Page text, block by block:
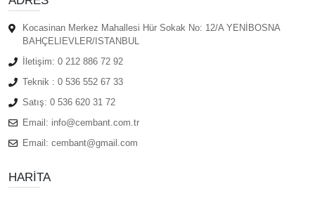
Kocasinan Merkez Mahallesi Hür Sokak No: 12/A YENİBOSNA
BAHÇELIEVLER/ISTANBUL
İletişim: 0 212 886 72 92
Teknik : 0 536 552 67 33
Satış: 0 536 620 31 72
Email: info@cembant.com.tr
Email: cembant@gmail.com
HARITA